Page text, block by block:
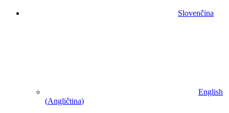
Slovenčina
English
(Angličtina)